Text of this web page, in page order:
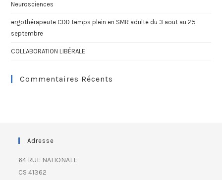
Neurosciences
ergothérapeute CDD temps plein en SMR adulte du 3 aout au 25
septembre
COLLABORATION LIBÉRALE
Commentaires Récents
Adresse
64 RUE NATIONALE
CS 41362